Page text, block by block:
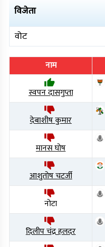
विजेता
वोट
नाम
स्वपन दासगुप्ता
देबाशीष कुमार
मानस घोष
आशुतोष चटर्जी
नोटा
दिलीप चंद्र हलदर